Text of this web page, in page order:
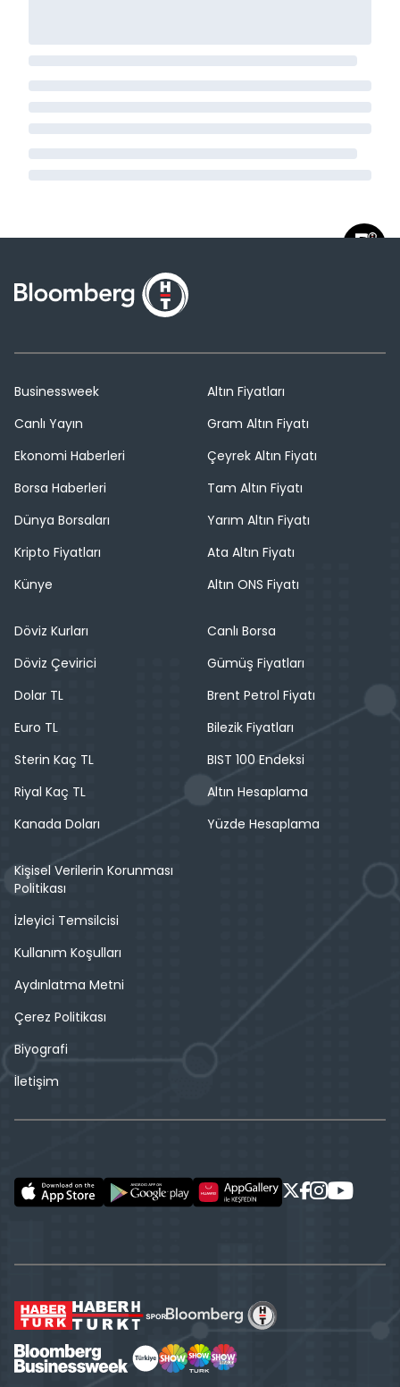
Businessweek
Canlı Yayın
Ekonomi Haberleri
Borsa Haberleri
Dünya Borsaları
Kripto Fiyatları
Künye
Altın Fiyatları
Gram Altın Fiyatı
Çeyrek Altın Fiyatı
Tam Altın Fiyatı
Yarım Altın Fiyatı
Ata Altın Fiyatı
Altın ONS Fiyatı
Döviz Kurları
Döviz Çevirici
Dolar TL
Euro TL
Sterin Kaç TL
Riyal Kaç TL
Kanada Doları
Canlı Borsa
Gümüş Fiyatları
Brent Petrol Fiyatı
Bilezik Fiyatları
BIST 100 Endeksi
Altın Hesaplama
Yüzde Hesaplama
Kişisel Verilerin Korunması
Politikası
İzleyici Temsilcisi
Kullanım Koşulları
Aydınlatma Metni
Çerez Politikası
Biyografi
İletişim